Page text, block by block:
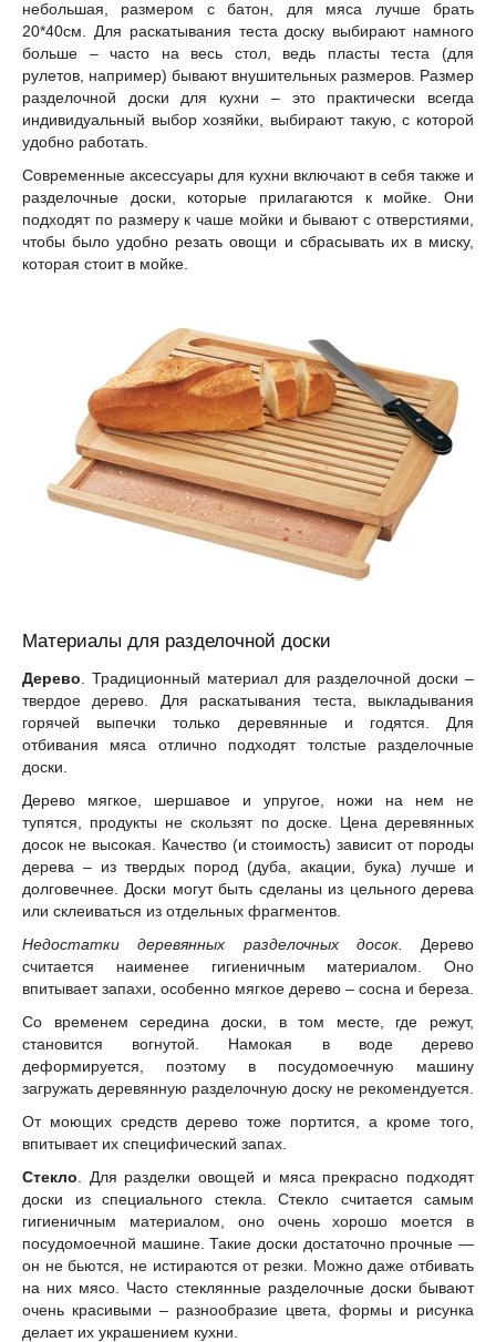
небольшая, размером с батон, для мяса лучше брать
20*40см. Для раскатывания теста доску выбирают намного
больше – часто на весь стол, ведь пласты теста (для
рулетов, например) бывают внушительных размеров. Размер
разделочной доски для кухни – это практически всегда
индивидуальный выбор хозяйки, выбирают такую, с которой
удобно работать.
Современные аксессуары для кухни включают в себя также и
разделочные доски, которые прилагаются к мойке. Они
подходят по размеру к чаше мойки и бывают с отверстиями,
чтобы было удобно резать овощи и сбрасывать их в миску,
которая стоит в мойке.
Материалы для разделочной доски
Дерево . Традиционный материал для разделочной доски –
твердое дерево. Для раскатывания теста, выкладывания
горячей выпечки только деревянные и годятся. Для
отбивания мяса отлично подходят толстые разделочные
доски.
Дерево мягкое, шершавое и упругое, ножи на нем не
тупятся, продукты не скользят по доске. Цена деревянных
досок не высокая. Качество (и стоимость) зависит от породы
дерева – из твердых пород (дуба, акации, бука) лучше и
долговечнее. Доски могут быть сделаны из цельного дерева
или склеиваться из отдельных фрагментов.
Недостатки деревянных разделочных досок. Дерево
считается наименее гигиеничным материалом. Оно
впитывает запахи, особенно мягкое дерево – сосна и береза.
Со временем середина доски, в том месте, где режут,
становится вогнутой. Намокая в воде дерево
деформируется, поэтому в посудомоечную машину
загружать деревянную разделочную доску не рекомендуется.
От моющих средств дерево тоже портится, а кроме того,
впитывает их специфический запах.
Стекло . Для разделки овощей и мяса прекрасно подходят
доски из специального стекла. Стекло считается самым
гигиеничным материалом, оно очень хорошо моется в
посудомоечной машине. Такие доски достаточно прочные —
он не бьются, не истираются от резки. Можно даже отбивать
на них мясо. Часто стеклянные разделочные доски бывают
очень красивыми – разнообразие цвета, формы и рисунка
делает их украшением кухни.